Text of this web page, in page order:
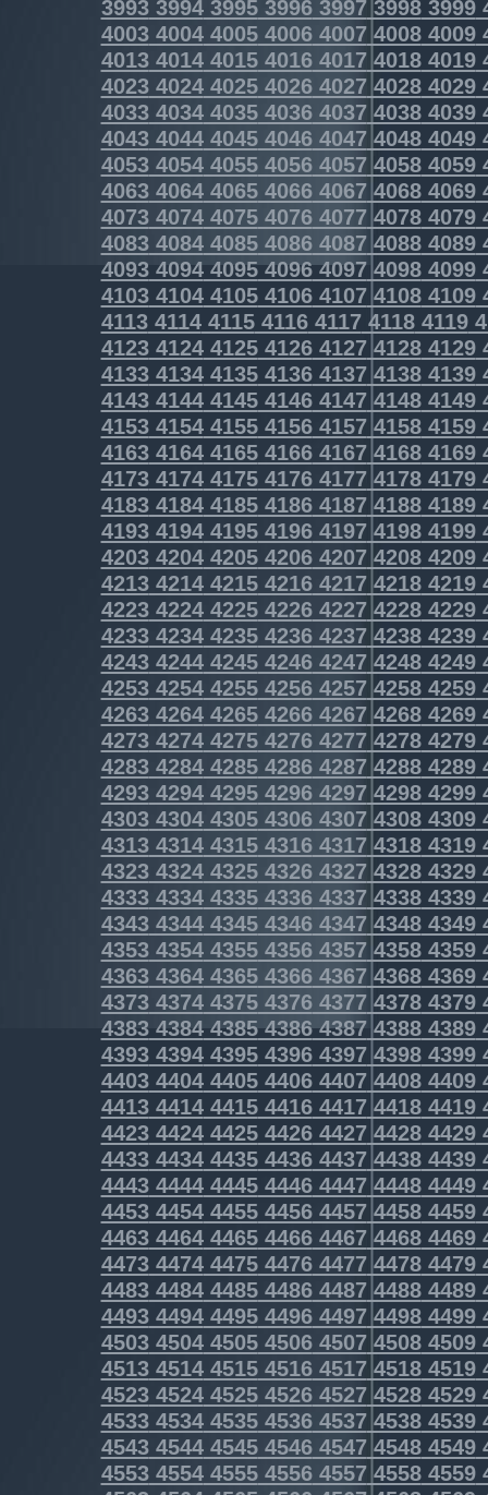
3993399439953996399739983999
4003400440054006400740084009
40134014401540164017 40184019
40234024402540264027 40284029
40334034403540364037 40384039
40434044404540464047 40484049
4053405440554056405740584059
4063406440654066406740684069
40734074407540764077 40784079
40834084408540864087 40884089
4093409440954096409740984099
4103410441054106410741084109
4113411441154116411741184119
4123412441254126412741284129
4133413441354136413741384139
4143414441454146414741484149
4153415441554156415741584159
4163416441654166416741684169
4173417441754176417741784179
4183418441854186418741884189
4193419441954196419741984199
4203420442054206420742084209
4213421442154216421742184219
4223422442254226422742284229
4233423442354236423742384239
4243424442454246424742484249
4253425442554256425742584259
4263426442654266426742684269
4273427442754276427742784279
4283428442854286428742884289
4293429442954296429742984299
43034304430543064307 43084309
43134314431543164317 43184319
43234324432543264327 43284329
4333433443354336433743384339
43434344434543464347 43484349
43534354435543564357 43584359
43634364436543664367 43684369
43734374437543764377 43784379
4383438443854386438743884389
4393439443954396439743984399
4403440444054406440744084409
4413441444154416441744184419
4423442444254426442744284429
4433443444354436443744384439
4443444444454446444744484449
4453445444554456445744584459
4463446444654466446744684469
4473447444754476447744784479
4483448444854486448744884489
4493449444954496449744984499
4503450445054506450745084509
4513451445154516451745184519
4523452445254526452745284529
4533453445354536453745384539
4543454445454546454745484549
4553455445554556455745584559